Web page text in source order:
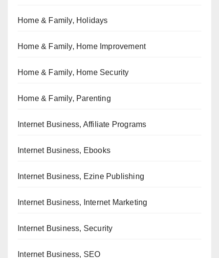
Home & Family, Holidays
Home & Family, Home Improvement
Home & Family, Home Security
Home & Family, Parenting
Internet Business, Affiliate Programs
Internet Business, Ebooks
Internet Business, Ezine Publishing
Internet Business, Internet Marketing
Internet Business, Security
Internet Business, SEO